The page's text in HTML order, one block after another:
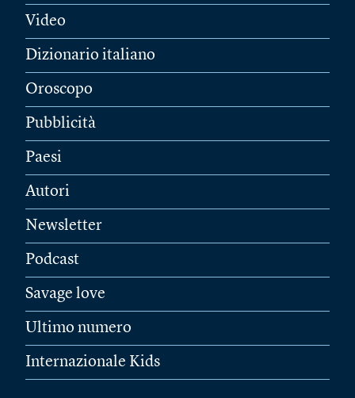
Video
Dizionario italiano
Oroscopo
Pubblicità
Paesi
Autori
Newsletter
Podcast
Savage love
Ultimo numero
Internazionale Kids